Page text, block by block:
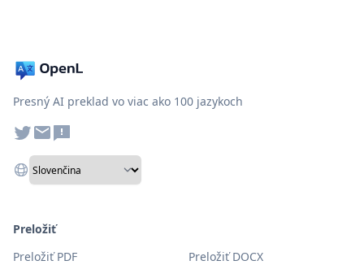
Presný AI preklad vo viac ako 100 jazykoch
Preložiť
Preložiť PDF
Preložiť DOCX